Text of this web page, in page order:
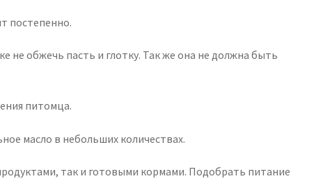
постепенно.
не обжечь пасть и глотку. Так же она не должна быть
питомца.
масло в небольших количествах.
так и готовыми кормами. Подобрать питание